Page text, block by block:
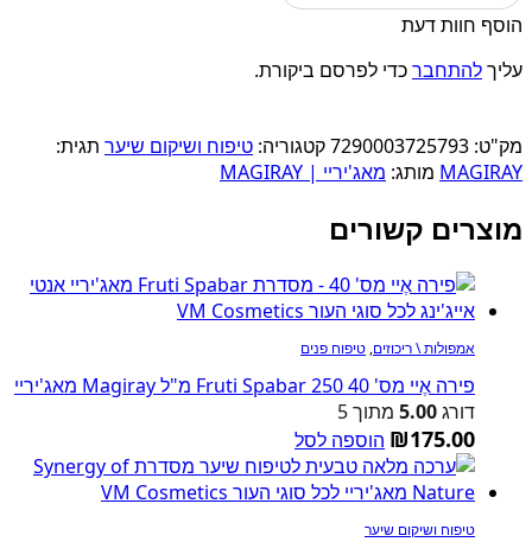
הוסף חוות דעת
עליךלהתחברכדי לפרסם ביקורת.
מק"ט: 7290003725793קטגוריה: טיפוח ושיקום שיער תגית:
MAGIRAY מותג: מאג'יריי | MAGIRAY
מוצרים קשורים
אמפולות \ ריכוזים, טיפוח פנים
פירה אֶיי מס' 40 Fruti Spabar 250 מ"ל Magiray מאג'יריי
דורג5.00 מתוך 5
₪175.00 הוספה לסל
טיפוח ושיקום שיער